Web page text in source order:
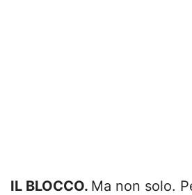
IL BLOCCO. Ma non solo.